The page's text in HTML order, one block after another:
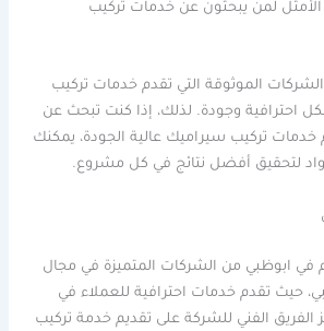
الأمثل لمن يبحثون عن خدمات تركيب
الموثوقة التي تقدم خدمات تركيب
احترافية وجودة. لذلك، إذا كنت تبحث عن
خدمات تركيب سيراميك عالية الجودة، يمكنك
لتحقيق أفضل نتائج في كل مشروع.
في ابوظبي من الشركات المتميزة في مجال
حيث تقدم خدمات احترافية للعملاء في
الفريق الفني للشركة على تقديم خدمة تركيب